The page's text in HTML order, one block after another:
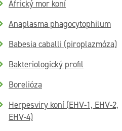
Africký mor koní
Anaplasma phagocytophilum
Babesia caballi (piroplazmóza)
Bakteriologický profil
Borelióza
Herpesviry koní (EHV-1, EHV-2,
EHV-4)